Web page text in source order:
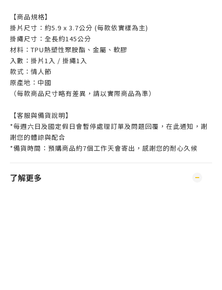
【商品規格】
掛片尺寸：約5.9 x 3.7公分 (每款依實樣為主)
掛繩尺寸：全長約145公分
材料：TPU熱塑性聚胺酯、金屬、軟膠
入數：掛片1入 / 掛繩1入
款式：情人節
原產地：中國
（每款商品尺寸略有差異，請以實際商品為準）
【客服與備貨說明】
*每週六日及國定假日會暫停處理訂單及問題回覆，在此通知，謝
謝您的體諒與配合
*備貨時間：預購商品約7個工作天會寄出，感謝您的耐心久候
了解更多